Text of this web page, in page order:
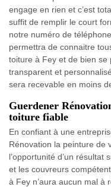
engage en rien et c’est
suffit de remplir le court
notre numéro de
permettra de connaitre
toiture à Fey et de bien se
transparent et
sera recevable en moins
Guerdener
toiture fiable
En confiant à une
Rénovation la peinture de
l’opportunité d’un résultat
et les couvreurs
à Fey n’aura aucun mal à